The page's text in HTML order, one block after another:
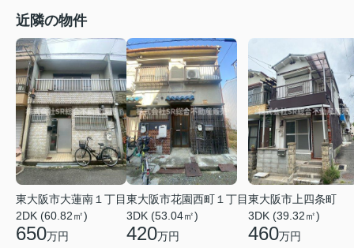
近隣の物件
東大阪市大蓮南１丁目
2DK (60.82㎡)
650万円
東大阪市花園西町１丁目
3DK (53.04㎡)
420万円
東大阪市上四条町
3DK (39.32㎡)
460万円